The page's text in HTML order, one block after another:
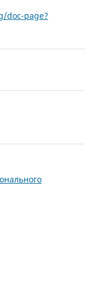
doc-page?